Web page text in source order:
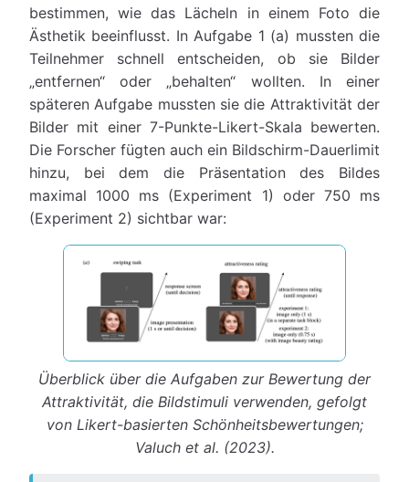
bestimmen, wie das Lächeln in einem Foto die
Ästhetik beeinflusst. In Aufgabe 1 (a) mussten die
Teilnehmer schnell entscheiden, ob sie Bilder
„entfernen“ oder „behalten“ wollten. In einer
späteren Aufgabe mussten sie die Attraktivität der
Bilder mit einer 7-Punkte-Likert-Skala bewerten.
Die Forscher fügten auch ein Bildschirm-Dauerlimit
hinzu, bei dem die Präsentation des Bildes
maximal 1000 ms (Experiment 1) oder 750 ms
(Experiment 2) sichtbar war:
Überblick über die Aufgaben zur Bewertung der
Attraktivität, die Bildstimuli verwenden, gefolgt
von Likert-basierten Schönheitsbewertungen;
Valuch et al. (2023).